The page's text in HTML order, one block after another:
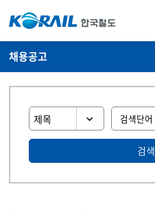
채용공고
검색